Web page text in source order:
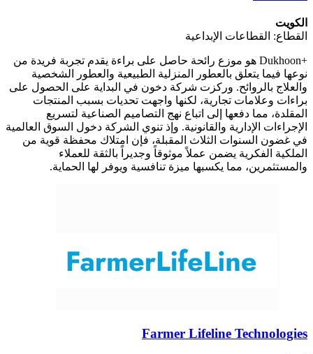
الكويت
القطاع: القطاعات الإبداعية
+Dukhoon هو موزع رائحة حاصل على براءة يقدم تجربة فريدة من
نوعها فيما يتعلق بالعطور المنزلية الطبيعية والعطور الشخصية
والعلاج بالروائح. وركزت شركة دخون في البداية على الحصول على
براءات وعلامات تجارية، لكنها واجهت تحديات بسبب المنتجات
المقلدة، مما دفعها إلى اتباع نهج التصاميم الصناعية لتسريع
الإجراءات الإدارية والقانونية. وإذ تنوي الشركة دخول السوق العالمية
في غضون السنوات الثلاث المقبلة، فإن امتلاك محفظة قوية من
الملكية الفكرية يضمن عملاً موثوقاً وجديراً بالثقة للعملاء
والمستثمرين، مما يكسبها ميزة تنافسية ويوفر لها الحماية.
Farmer Lifeline Technologies